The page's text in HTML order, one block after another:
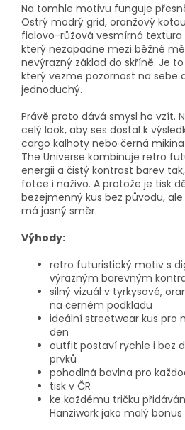
Na tomhle motivu funguje
Ostrý modrý grid, oranžový
fialovo-růžová vesmírná textura
který nezapadne mezi běžné
nevýrazný základ do skříně. Je
který vezme pozornost na sebe
jednoduchý.
Právě proto dává smysl ho vzít.
celý look, aby ses dostal k
cargo kalhoty nebo černá
The Universe kombinuje retro
energii a čistý kontrast barev
fotce i naživo. A protože je tisk
bezejmenný kus bez původu,
má jasný směr.
Výhody:
retro futuristický motiv s
výrazným barevným
silný vizuál v tyrkysové,
na černém podkladu
ideální streetwear kus pro
den
outfit postaví rychle i bez
prvků
pohodlná bavlna pro
tisk v ČR
ke každému tričku
Hanziwork jako malý bonus